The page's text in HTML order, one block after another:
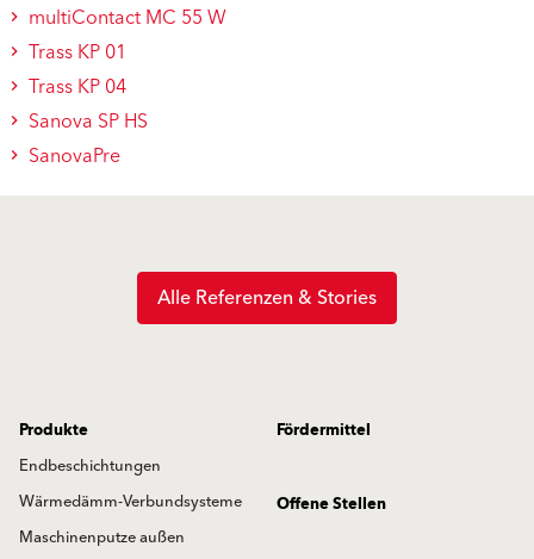
multiContact MC 55 W
Trass KP 01
Trass KP 04
Sanova SP HS
SanovaPre
Alle Referenzen & Stories
Produkte
Endbeschichtungen
Wärmedämm-Verbundsysteme
Maschinenputze außen
Fördermittel
Offene Stellen